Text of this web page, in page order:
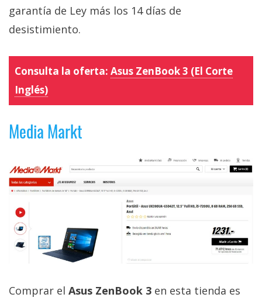
garantía de Ley más los 14 días de
desistimiento.
Consulta la oferta: Asus ZenBook 3 (El Corte
Inglés)
Media Markt
Comprar el Asus ZenBook 3 en esta tienda es